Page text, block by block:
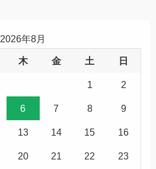
2026年8月
木 金 土 日
1 2
6 7 8 9
13 14 15 16
20 21 22 23